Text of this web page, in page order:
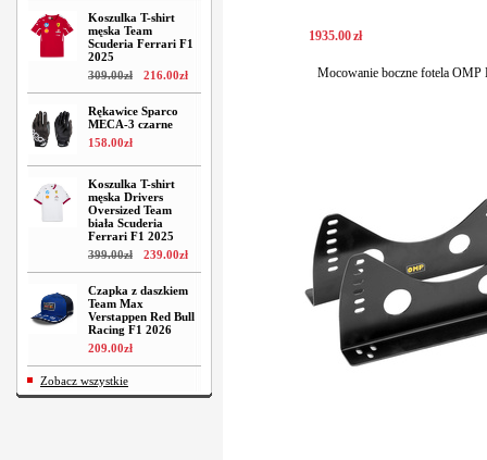
Koszulka T-shirt
męska Team
Scuderia Ferrari F1
2025
309.00zł 216.00zł
Rękawice Sparco
MECA-3 czarne
158.00zł
Koszulka T-shirt
męska Drivers
Oversized Team
biała Scuderia
Ferrari F1 2025
399.00zł 239.00zł
Czapka z daszkiem
Team Max
Verstappen Red Bull
Racing F1 2026
209.00zł
Zobacz wszystkie
1935.00zł
Mocowanie boczne fotela OMP